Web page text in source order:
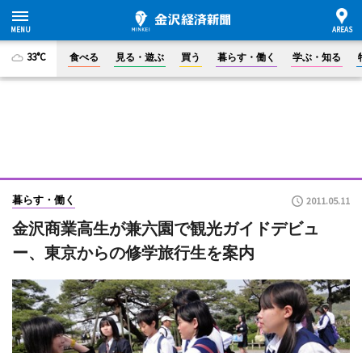
33°C 食べる 見る・遊ぶ 買う 暮らす・働く 学ぶ・知る
暮らす・働く 2011.05.11
金沢商業高生が兼六園で観光ガイドデビュ
ー、東京からの修学旅行生を案内